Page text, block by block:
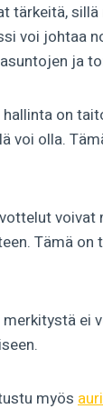
tärkeitä,
voi johtaa
ja
on
voi olla.
Tämä
ei
myös